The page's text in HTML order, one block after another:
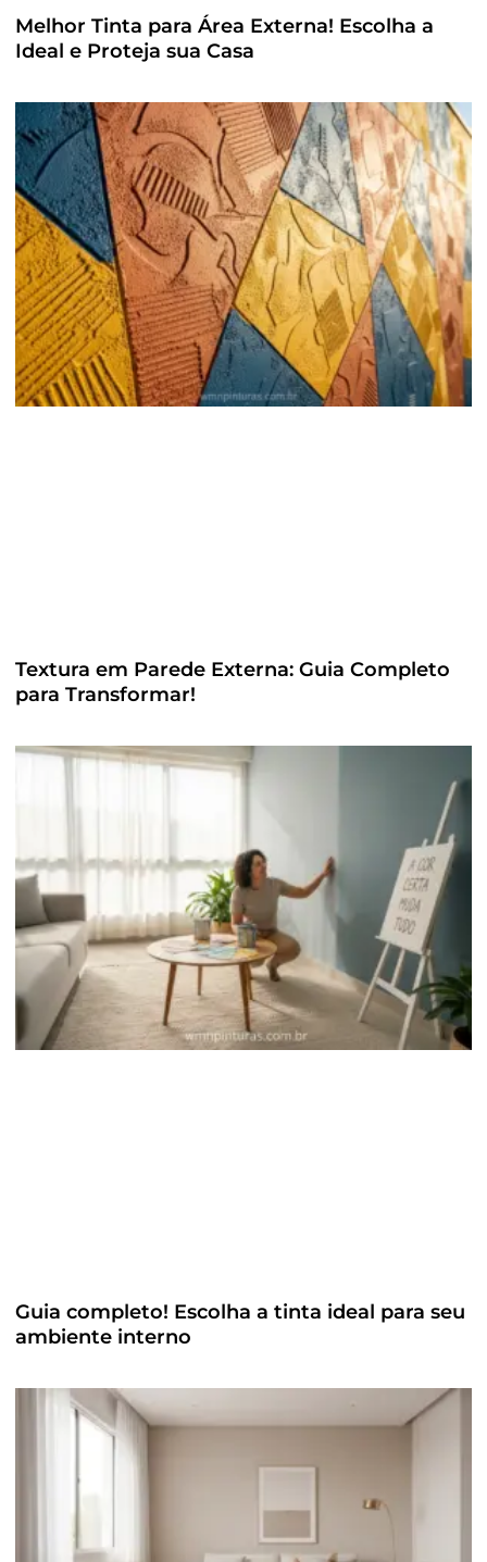
Melhor Tinta para Área Externa! Escolha a
Ideal e Proteja sua Casa
Textura em Parede Externa: Guia Completo
para Transformar!
Guia completo! Escolha a tinta ideal para seu
ambiente interno